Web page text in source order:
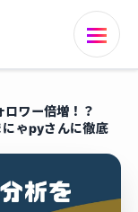
ワー倍増！？
ゃpyさんに徹底